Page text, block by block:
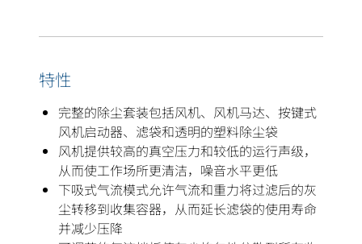
特性
完整的除尘套装包括风机、风机马达、按键式
风机启动器、滤袋和透明的塑料除尘袋
风机提供较高的真空压力和较低的运行声级，
从而使工作场所更清洁，噪音水平更低
下吸式气流模式允许气流和重力将过滤后的灰
尘转移到收集容器，从而延长滤袋的使用寿命
并减少压降